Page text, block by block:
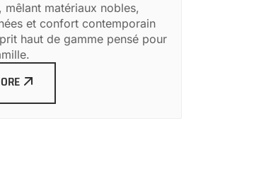
mêlant matériaux nobles,
et confort contemporain
haut de gamme pensé pour